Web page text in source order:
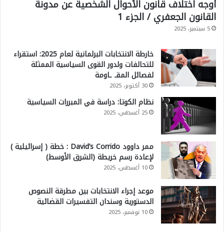
ة
ع
و
ن
ط
ن
أوجه اختلاف قانون الأحوال الشخصية عن مدونة
القانون الجعفري / الجزء 1
5 سبتمبر، 2025
خارطة الانتخابات البرلمانية لعام 2025: استقراء
للتحالفات ولدور القوى السياسية الممثلة
لفصائل المقـ ـاومة
30 أكتوبر، 2025
نظام الكوتا: دراسة في المبررات السياسية
25 أغسطس، 2025
ممر داوود David’s Corrido : خطة ( إسرائيلية )
لإعادة رسم خريطة (الشرق الأوسط)
10 أغسطس، 2025
موعد إجراء الانتخابات بين مطرقة النصوص
الدستورية وسندان التفسيرات القضائية
10 نوفمبر، 2025